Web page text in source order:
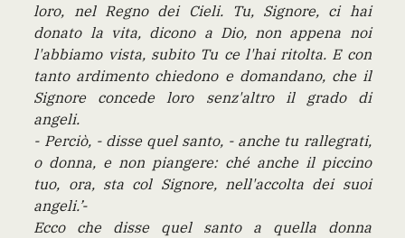
loro, nel Regno dei Cieli. Tu, Signore, ci hai
donato la vita, dicono a Dio, non appena noi
l'abbiamo vista, subito Tu ce l'hai ritolta. E con
tanto ardimento chiedono e domandano, che il
Signore concede loro senz'altro il grado di
angeli.
- Perciò, - disse quel santo, - anche tu rallegrati,
o donna, e non piangere: ché anche il piccino
tuo, ora, sta col Signore, nell'accolta dei suoi
angeli.’-
Ecco che disse quel santo a quella donna